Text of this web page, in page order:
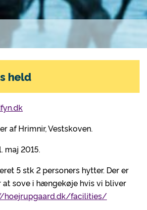
af Hrimnir, Vestskoven.
maj 2015.
5 stk 2 personers hytter. Der er
sove i hængekøje hvis vi bliver
hoejrupgaard.dk/facilities/
held